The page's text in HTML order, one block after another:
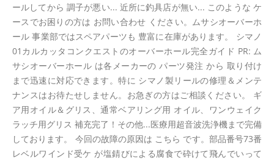
ールしてから 調子が悪い... 近所に釣具店が無い... このような ケ
ースでお困りの方は お問い合わせ ください。ムサシオーバーホ
ール 事業部ではスペアパーツも 豊富に在庫があります。 シマノ
01カルカッタコンクエストのオーバーホール完全ガイド PR: ム
サシオーバーホール は各メーカーの パーツ発注 から 取り付け
まで迅速に対応できます。特に シマノ製リールの修理＆メンテ
ナンスはお待たせしません。お急ぎの方はご相談ください。 ギ
ア用オイル＆グリス、通常ベアリング用 オイル、ワンウェイク
ラッチ用グリス 補充完了！その他...医療用超音波洗浄機まで完備
しております。 今回の故障の原因は こちら です。部品番号73番
レベルワインド受ケ が塩錆びによる腐食で砕けて飛んでいって